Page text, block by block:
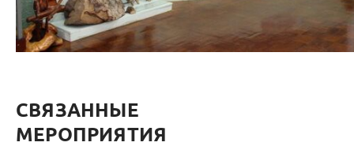
СВЯЗАННЫЕ
МЕРОПРИЯТИЯ